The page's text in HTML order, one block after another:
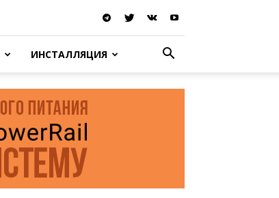
ИНСТАЛЛЯЦИЯ